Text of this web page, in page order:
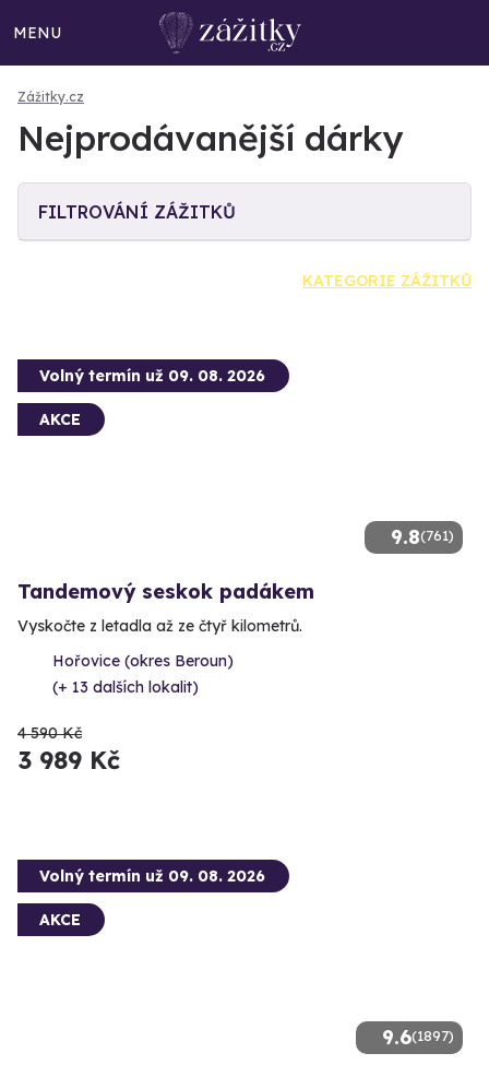
MENU
Zážitky.cz
Nejprodávanější dárky
FILTROVÁNÍ ZÁŽITKŮ
KATEGORIE ZÁŽITKŮ
9.8(761)
Volný termín už 09. 08. 2026
AKCE
Tandemový seskok padákem
Vyskočte z letadla až ze čtyř kilometrů.
Hořovice (okres Beroun)
(+ 13 dalších lokalit)
4 590 Kč
3 989 Kč
9.6(1897)
Volný termín už 09. 08. 2026
AKCE